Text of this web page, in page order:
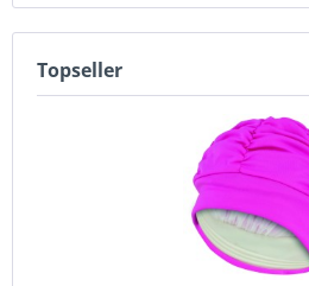
Topseller